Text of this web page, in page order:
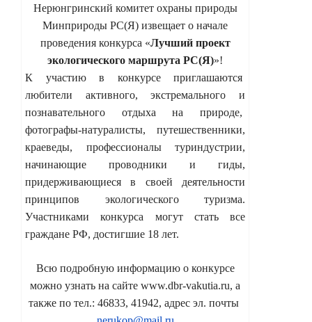
Нерюнгринский комитет охраны природы
Минприроды РС(Я) извещает о начале
проведения конкурса «Лучший проект
экологического маршрута РС(Я)»!
К участию в конкурсе приглашаются
любители активного, экстремального и
познавательного отдыха на природе,
фотографы-натуралисты, путешественники,
краеведы, профессионалы туриндустрии,
начинающие проводники и гиды,
придерживающиеся в своей деятельности
принципов экологического туризма.
Участниками конкурса могут стать все
граждане РФ, достигшие 18 лет.
Всю подробную информацию о конкурсе
можно узнать на сайте www.dbr-vakutia.ru, а
также по тел.: 46833, 41942, адрес эл. почты